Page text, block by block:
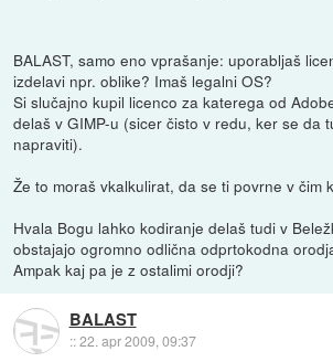
BALAST, samo eno vprašanje: uporabljaš
izdelavi npr. oblike? Imaš legalni OS?
Si slučajno kupil licenco za katerega od
delaš v GIMP-u (sicer čisto v redu, ker se da
napraviti).
Že to moraš vkalkulirat, da se ti povrne v čim
Hvala Bogu lahko kodiranje delaš tudi v
obstajajo ogromno odlična odprtokodna
Ampak kaj pa je z ostalimi orodji?
BALAST
::22. apr 2009, 09:37